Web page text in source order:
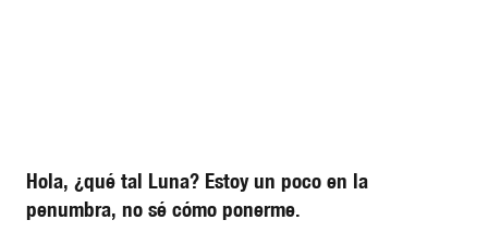
Hola, ¿qué tal Luna? Estoy un poco en la
penumbra, no sé cómo ponerme.